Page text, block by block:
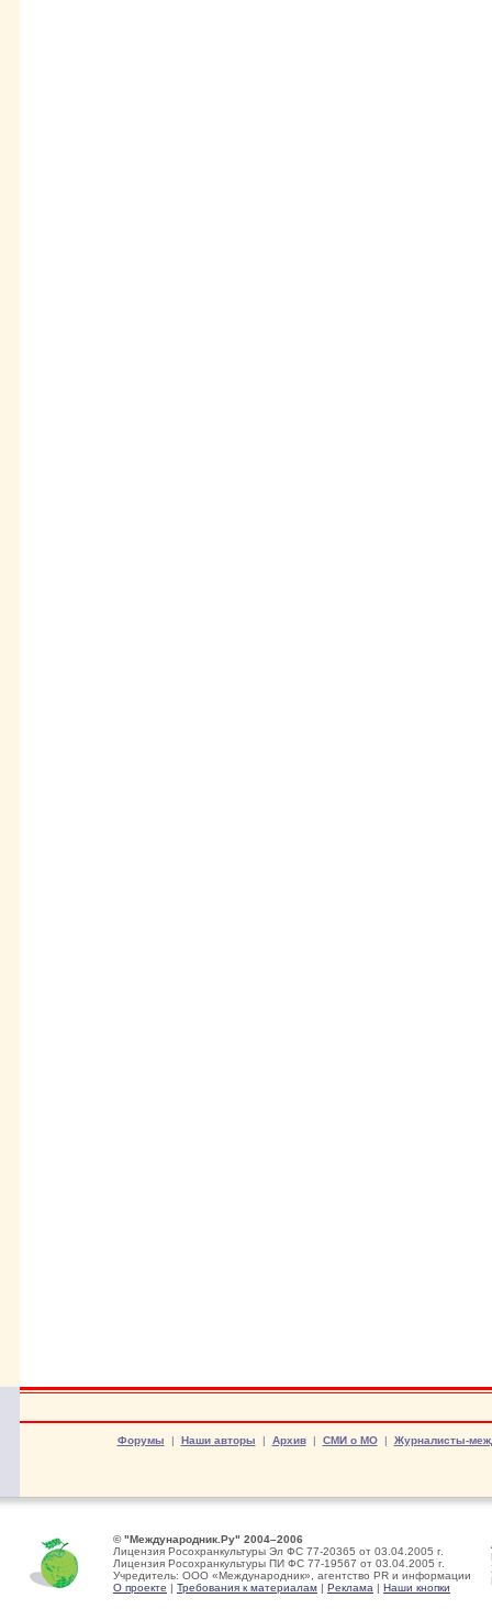
Форумы | Наши авторы | Архив| СМИ о МО| Журналисты-
© "Международник.Ру" 2004–2006
Лицензия Росохранкультуры Эл ФС 77-20365 от 03.04.2005 г.
Лицензия Росохранкультуры ПИ ФС 77-19567 от 03.04.2005 г.
Учредитель: ООО «Международник», агентство PR и информации
О проекте | Требования к материалам | Реклама | Наши кнопки